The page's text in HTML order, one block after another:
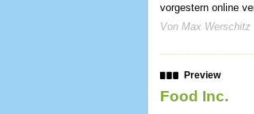
vorgestern online
Von Max Werschitz
Preview
Food Inc.